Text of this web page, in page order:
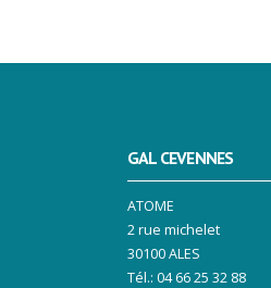
GAL CEVENNES
ATOME
2 rue michelet
30100 ALES
Tél.: 04 66 25 32 88